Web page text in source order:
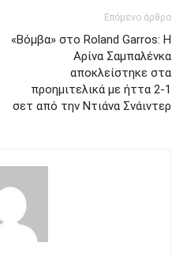
Επόμενο άρθρο
«Βόμβα» στο Roland Garros: Η
Αρίνα Σαμπαλένκα
αποκλείστηκε στα
προημιτελικά με ήττα 2-1
σετ από την Ντιάνα Σνάιντερ